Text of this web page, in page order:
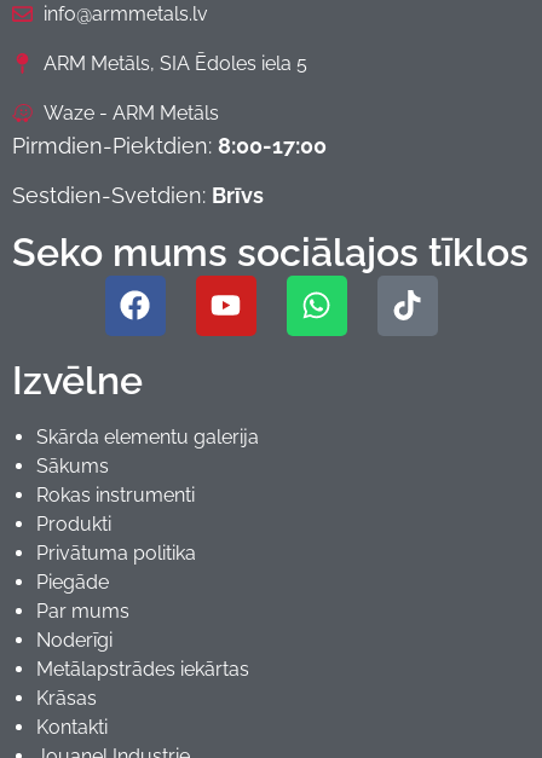
info@armmetals.lv
ARM Metāls, SIA Ēdoles iela 5
Waze - ARM Metāls
Pirmdien-Piektdien: 8:00-17:00
Sestdien-Svetdien: Brīvs
Seko mums sociālajos tīklos
Izvēlne
Skārda elementu galerija
Sākums
Rokas instrumenti
Produkti
Privātuma politika
Piegāde
Par mums
Noderīgi
Metālapstrādes iekārtas
Krāsas
Kontakti